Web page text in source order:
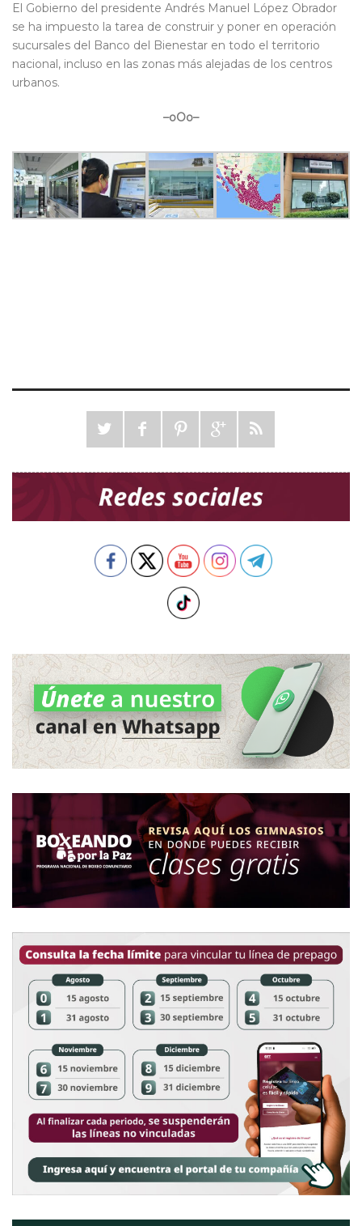
El Gobierno del presidente Andrés Manuel López Obrador
se ha impuesto la tarea de construir y poner en operación
sucursales del Banco del Bienestar en todo el territorio
nacional, incluso en las zonas más alejadas de los centros
urbanos.
–oOo–